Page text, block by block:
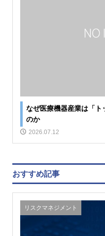
なぜ医療機器産業は「ト
のか
2026.07.12
おすすめ記事
リスクマネジメント